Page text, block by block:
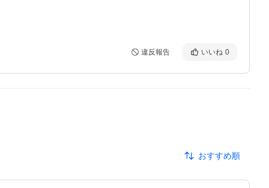
違反報告 いいね 0
おすすめ順